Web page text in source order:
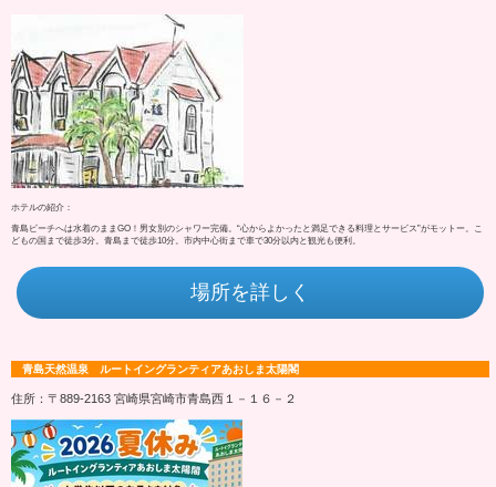
ホテルの紹介：
青島ビーチへは水着のままGO！男女別のシャワー完備。“心からよかったと満足できる料理とサービス”がモットー。こ
どもの国まで徒歩3分。青島まで徒歩10分。市内中心街まで車で30分以内と観光も便利。
場所を詳しく
青島天然温泉 ルートイングランティアあおしま太陽閣
住所：〒889-2163 宮崎県宮崎市青島西１－１６－２